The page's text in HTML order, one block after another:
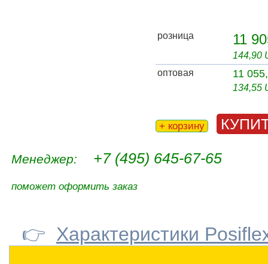
розница 11
144,90
оптовая
11
134,55
+ корзину
Менеджер: +7 (495) 645-67-65
поможет оформить заказ
👉 Характеристики